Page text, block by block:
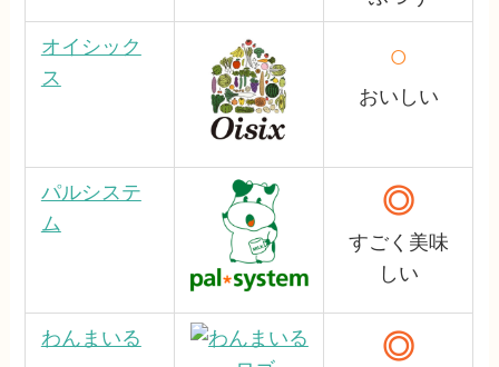
オイシック
ス
○
おいしい
パルシステ
ム
◎
すごく美味
しい
わんまいる ◎